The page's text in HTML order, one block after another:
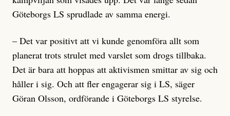
Göteborgs LS sprudlade av samma energi.
– Det var positivt att vi kunde genomföra allt som
planerat trots strulet med varslet som drogs tillbaka.
Det är bara att hoppas att aktivismen smittar av sig och
håller i sig. Och att fler engagerar sig i LS, säger
Göran Olsson, ordförande i Göteborgs LS styrelse.